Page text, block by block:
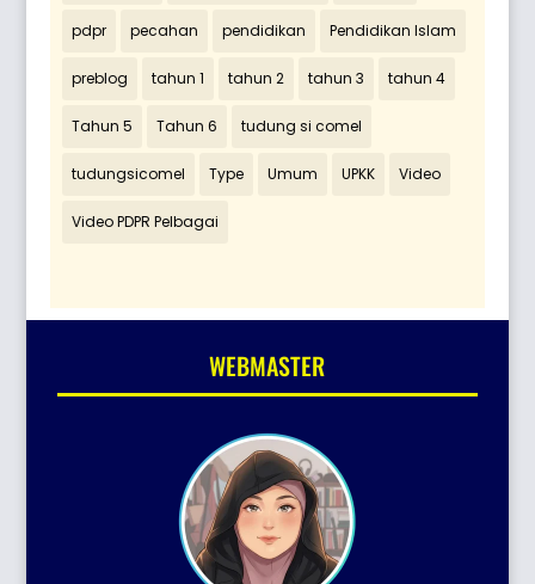
pdpr pecahan pendidikan Pendidikan Islam
preblog tahun 1 tahun 2 tahun 3 tahun 4
Tahun 5 Tahun 6 tudung si comel
tudungsicomel Type Umum UPKK Video
Video PDPR Pelbagai
WEBMASTER